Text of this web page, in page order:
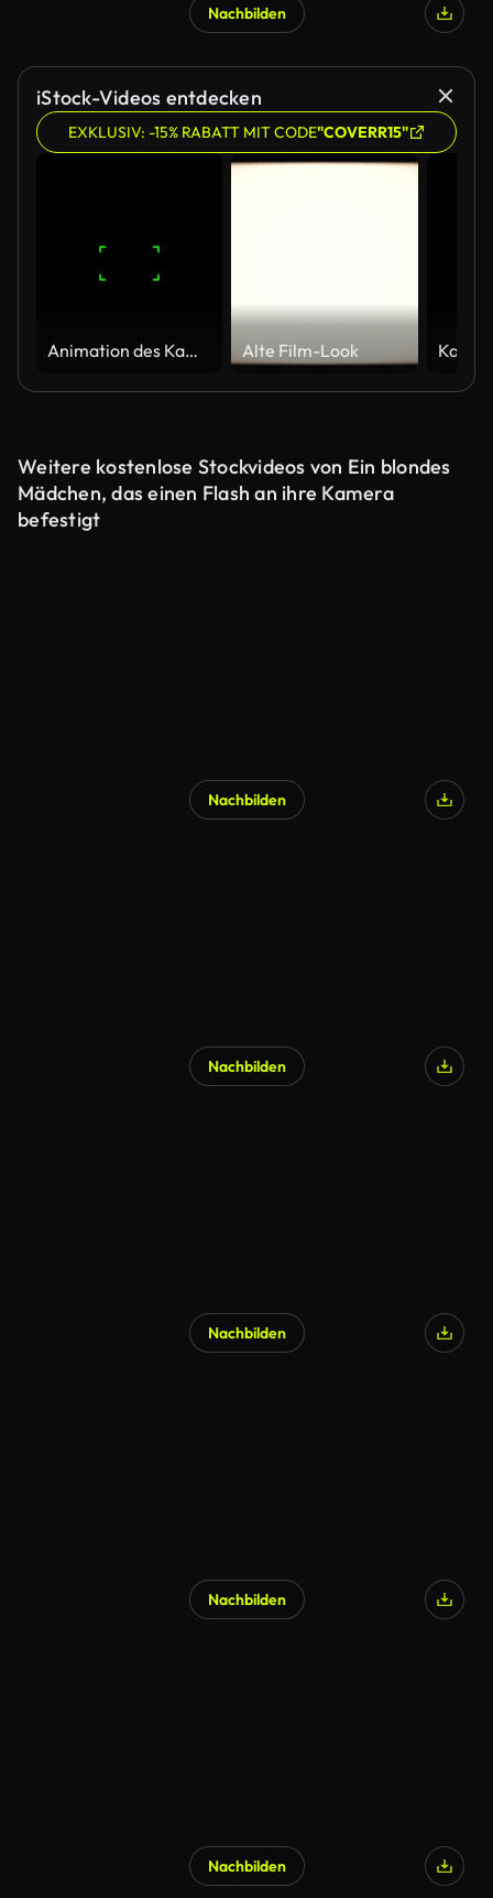
Nachbilden
iStock-Videos entdecken
EXKLUSIV: -15% RABATT MIT CODE"COVERR15"
Animation des Kamerasuchers mit weißem quadratischem Rahmen und Blitzlicht auf schwarzem Hintergrund Alte Film-Look
Weitere kostenlose Stockvideos von Ein blondes
Mädchen, das einen Flash an ihre Kamera
befestigt
Nachbilden
Nachbilden
Nachbilden
Nachbilden
Nachbilden